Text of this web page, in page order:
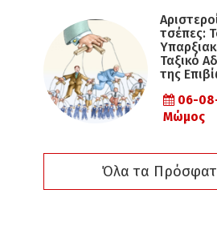
τσέπες:
Ταξικό
της
06-08-
Μώμος
Όλα τα